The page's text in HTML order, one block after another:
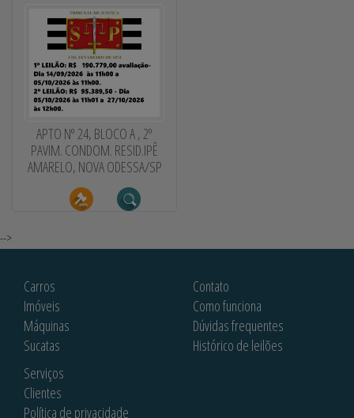
APTO Nº 24, BLOCO A , 2º
PAVIM. CONDOM. RESID.IPÊ
AMARELO, NOVA ODESSA/SP
-->
Carros
Imóveis
Máquinas
Sucatas
Contato
Como funciona
Dúvidas frequentes
Histórico de leilões
Serviços
Clientes
Política de privacidade